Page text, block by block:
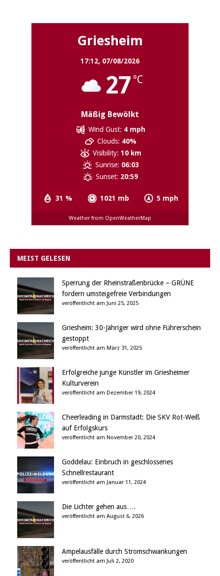
Griesheim
17:12, 07/08/2026
27 °C
Mäßig Bewölkt
31 % 1021 mb 5 mph
Wind Gust: 4 mph
Clouds: 40%
Visibility: 10 km
Sunrise: 06:03
Sunset: 20:59
Weather from OpenWeatherMap
MEIST GELESEN
Sperrung der Rheinstraßenbrücke – GRÜNE
fordern umsteigefreie Verbindungen
veröffentlicht am Juni 25, 2025
Griesheim: 30-Jähriger wird ohne Führerschein
gestoppt
veröffentlicht am März 31, 2025
Erfolgreiche junge Künstler im Griesheimer
Kulturverein
veröffentlicht am Dezember 19, 2024
Cheerleading in Darmstadt: Die SKV Rot-Weiß
auf Erfolgskurs
veröffentlicht am November 20, 2024
Goddelau: Einbruch in geschlossenes
Schnellrestaurant
veröffentlicht am Januar 11, 2024
Die Lichter gehen aus….
veröffentlicht am August 6, 2026
Ampelausfälle durch Stromschwankungen
veröffentlicht am Juli 2, 2020